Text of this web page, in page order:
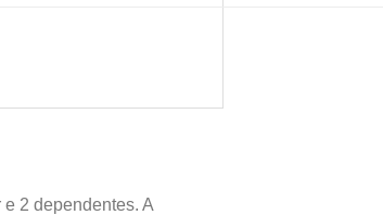
2 dependentes. A